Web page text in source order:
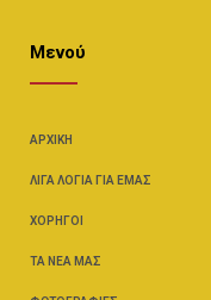
Μενού
ΑΡΧΙΚΉ
ΛΊΓΑ ΛΌΓΙΑ ΓΙΑ ΕΜΆΣ
ΧΟΡΗΓΟΊ
ΤΑ ΝΈΑ ΜΑΣ